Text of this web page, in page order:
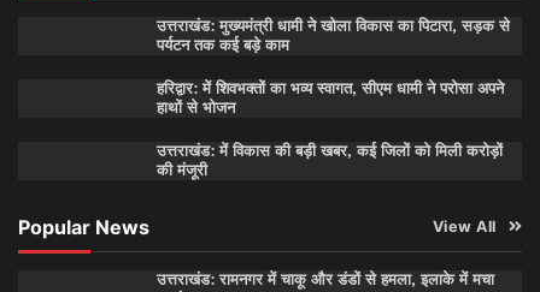
उत्तराखंड: मुख्यमंत्री धामी ने खोला विकास का पिटारा, सड़क से
पर्यटन तक कई बड़े काम
हरिद्वार: में शिवभक्तों का भव्य स्वागत, सीएम धामी ने परोसा अपने
हाथों से भोजन
उत्तराखंड: में विकास की बड़ी खबर, कई जिलों को मिली करोड़ों
की मंजूरी
Popular News View All
उत्तराखंड: रामनगर में चाकू और डंडों से हमला, इलाके में मचा